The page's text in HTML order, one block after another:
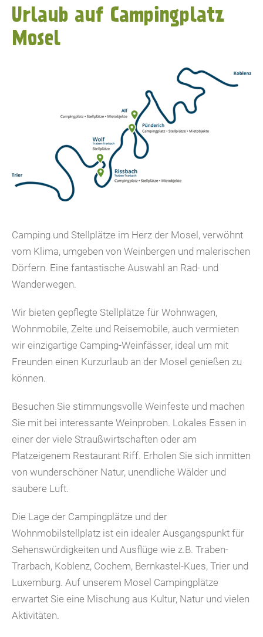
Urlaub auf Campingplatz
Mosel
Camping und Stellplätze im Herz der Mosel, verwöhnt
vom Klima, umgeben von Weinbergen und malerischen
Dörfern. Eine fantastische Auswahl an Rad- und
Wanderwegen.
Wir bieten gepflegte Stellplätze für Wohnwagen,
Wohnmobile, Zelte und Reisemobile, auch vermieten
wir einzigartige Camping-Weinfässer, ideal um mit
Freunden einen Kurzurlaub an der Mosel genießen zu
können.
Besuchen Sie stimmungsvolle Weinfeste und machen
Sie mit bei interessante Weinproben. Lokales Essen in
einer der viele Straußwirtschaften oder am
Platzeigenem Restaurant Riff. Erholen Sie sich inmitten
von wunderschöner Natur, unendliche Wälder und
saubere Luft.
Die Lage der Campingplätze und der
Wohnmobilstellplatz ist ein idealer Ausgangspunkt für
Sehenswürdigkeiten und Ausflüge wie z.B. Traben-
Trarbach, Koblenz, Cochem, Bernkastel-Kues, Trier und
Luxemburg. Auf unserem Mosel Campingplätze
erwartet Sie eine Mischung aus Kultur, Natur und vielen
Aktivitäten.